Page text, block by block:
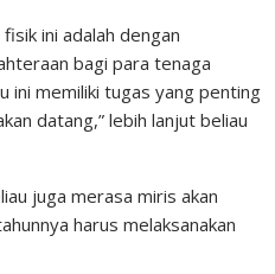
ini adalah dengan
bagi para tenaga
ini memiliki tugas yang penting
datang,” lebih lanjut beliau
juga merasa miris akan
harus melaksanakan